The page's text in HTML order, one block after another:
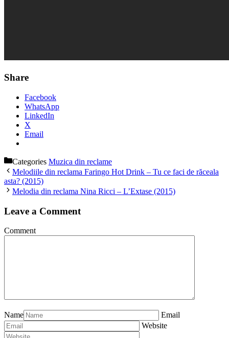
Share
Facebook
WhatsApp
LinkedIn
X
Email
Categories Muzica din reclame
Melodiile din reclama Faringo Hot Drink – Tu ce faci de răceala
asta? (2015)
Melodia din reclama Nina Ricci – L’Extase (2015)
Leave a Comment
Comment
Name
Email
Website